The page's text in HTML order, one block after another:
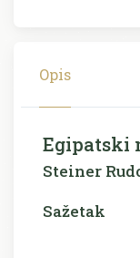
Opis
Egipatski
Steiner
Sažetak